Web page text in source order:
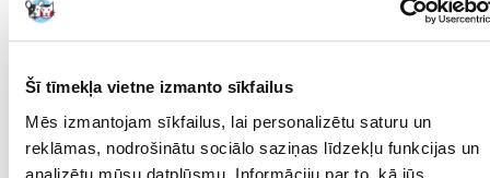
Šī tīmekļa vietne izmanto sīkfailus
Mēs izmantojam sīkfailus, lai personalizētu saturu un
reklāmas, nodrošinātu sociālo saziņas līdzekļu funkcijas un
analizētu mūsu datplūsmu. Informāciju par to, kā jūs
OPTI COAT ir 100% dabīgs uztura bagātinātājs, kura pamatā ir ļoti
periodiem un novērš sausas un zvīņojošas ādas veidošanos.
OPTI COAT sastāvā esošā lašu eļļa satur lielu daudzumu omega-3 un
omega-6 taukskābju, kas nodrošina veselīgu un spīdīgu kažoku.
Pateicoties OPTI COAT sastāvā esošajam dabīgajam pigmentam B-